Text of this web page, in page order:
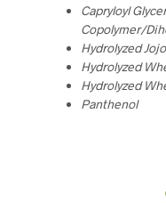
Capryloyl
Copolymer/
Hydrolyzed
Hydrolyzed
Hydrolyzed
Panthenol